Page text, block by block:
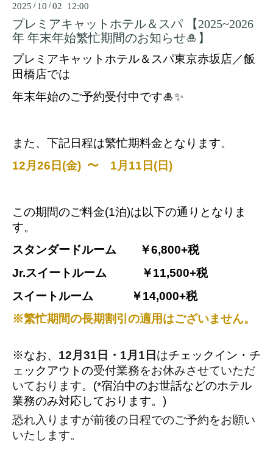
2025 / 10 /02 12:00
プレミアキャットホテル＆スパ 【2025~2026
年 年末年始繁忙期間のお知らせ🎍】
プレミアキャットホテル＆スパ東京赤坂店／飯
田橋店では
年末年始のご予約受付中です🎍✨
また、下記日程は繁忙期料金となります。
12月26日(金)  〜　1月11日(日)
この期間のご料金(1泊)は以下の通りとなりま
す。
スタンダードルーム　　￥6,800+税
Jr.スイートルーム　　　￥11,500+税
スイートルーム　　　 ￥14,000+税
※繁忙期間の長期割引の適用はございません。
※なお、 12月31日・1月1日 はチェックイン・チ
ェックアウトの受付業務をお休みさせていただ
いております。 (*宿泊中のお世話などのホテル
業務のみ対応しております。)
恐れ入りますが前後の日程でのご予約をお願い
いたします。